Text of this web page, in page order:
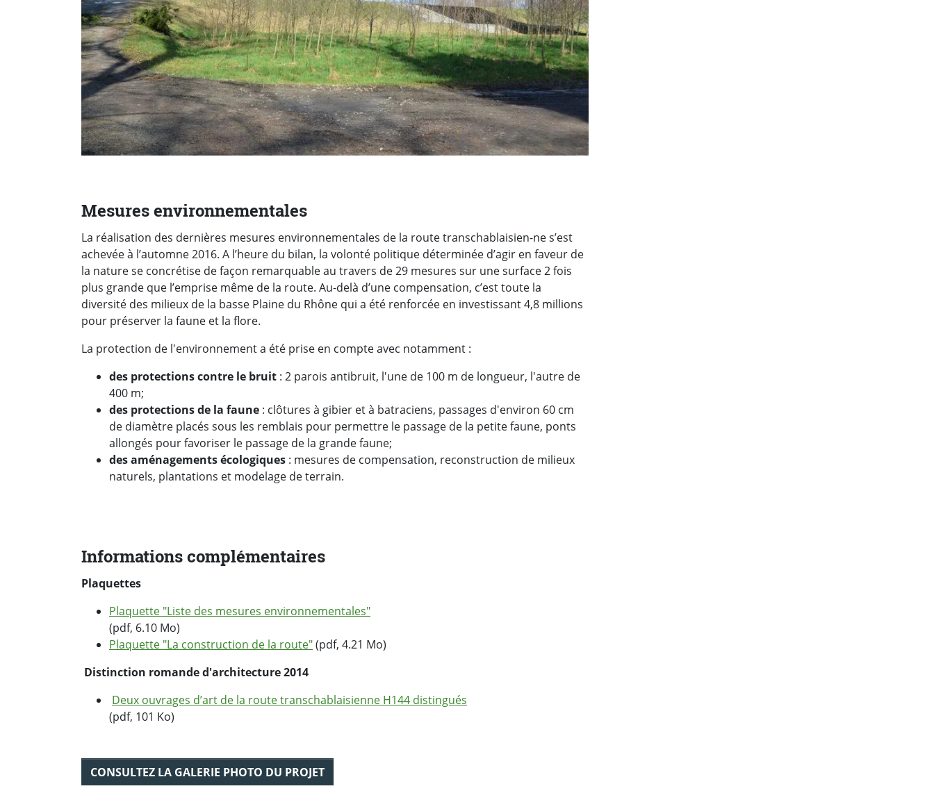
Mesures environnementales
La réalisation des dernières mesures environnementales de la route transchablaisien-ne s’est
achevée à l’automne 2016. A l’heure du bilan, la volonté politique déterminée d’agir en faveur de
la nature se concrétise de façon remarquable au travers de 29 mesures sur une surface 2 fois
plus grande que l’emprise même de la route. Au-delà d’une compensation, c’est toute la
diversité des milieux de la basse Plaine du Rhône qui a été renforcée en investissant 4,8 millions
pour préserver la faune et la flore.
La protection de l'environnement a été prise en compte avec notamment :
des protections contre le bruit : 2 parois antibruit, l'une de 100 m de longueur, l'autre de
400 m;
des protections de la faune : clôtures à gibier et à batraciens, passages d'environ 60 cm
de diamètre placés sous les remblais pour permettre le passage de la petite faune, ponts
allongés pour favoriser le passage de la grande faune;
des aménagements écologiques : mesures de compensation, reconstruction de milieux
naturels, plantations et modelage de terrain.
Informations complémentaires
Plaquettes
Plaquette "Liste des mesures environnementales"
(pdf, 6.10 Mo)
Plaquette "La construction de la route"(pdf, 4.21 Mo)
Distinction romande d'architecture 2014
Deux ouvrages d’art de la route transchablaisienne H144 distingués
(pdf, 101 Ko)
CONSULTEZ LA GALERIE PHOTO DU PROJET